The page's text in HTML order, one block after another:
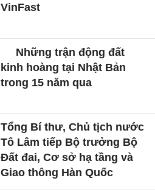
VinFast
Những trận động đất
kinh hoàng tại Nhật Bản
trong 15 năm qua
Tổng Bí thư, Chủ tịch nước
Tô Lâm tiếp Bộ trưởng Bộ
Đất đai, Cơ sở hạ tầng và
Giao thông Hàn Quốc